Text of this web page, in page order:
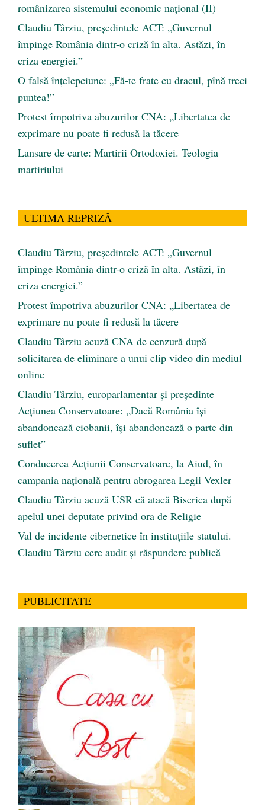
românizarea sistemului economic naţional (II)
Claudiu Târziu, președintele ACT: „Guvernul
împinge România dintr-o criză în alta. Astăzi, în
criza energiei.”
O falsă înțelepciune: „Fă-te frate cu dracul, pînă treci
puntea!”
Protest împotriva abuzurilor CNA: „Libertatea de
exprimare nu poate fi redusă la tăcere
Lansare de carte: Martirii Ortodoxiei. Teologia
martiriului
ULTIMA REPRIZĂ
Claudiu Târziu, președintele ACT: „Guvernul
împinge România dintr-o criză în alta. Astăzi, în
criza energiei.”
Protest împotriva abuzurilor CNA: „Libertatea de
exprimare nu poate fi redusă la tăcere
Claudiu Târziu acuză CNA de cenzură după
solicitarea de eliminare a unui clip video din mediul
online
Claudiu Târziu, europarlamentar și președinte
Acțiunea Conservatoare: „Dacă România își
abandonează ciobanii, își abandonează o parte din
suflet”
Conducerea Acțiunii Conservatoare, la Aiud, în
campania națională pentru abrogarea Legii Vexler
Claudiu Târziu acuză USR că atacă Biserica după
apelul unei deputate privind ora de Religie
Val de incidente cibernetice în instituțiile statului.
Claudiu Târziu cere audit și răspundere publică
PUBLICITATE